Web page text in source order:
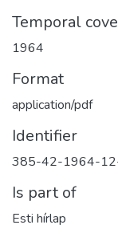
Temporal
1964
Format
application/pdf
Identifier
385-42-1964-
Is part of
Esti hírlap